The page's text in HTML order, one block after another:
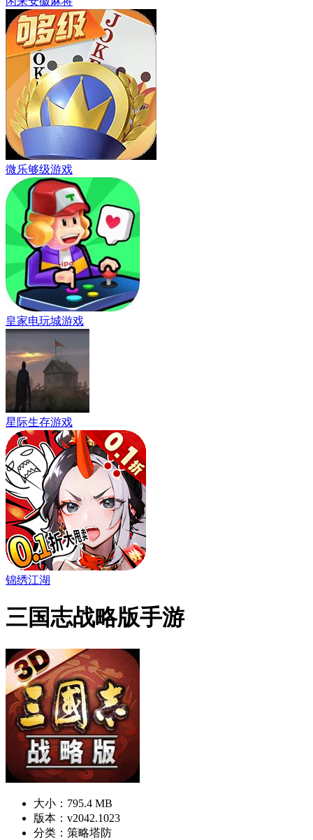
微乐够级游戏
皇家电玩城游戏
星际生存游戏
锦绣江湖
三国志战略版手游
大小：795.4 MB
版本：v2042.1023
分类：策略塔防